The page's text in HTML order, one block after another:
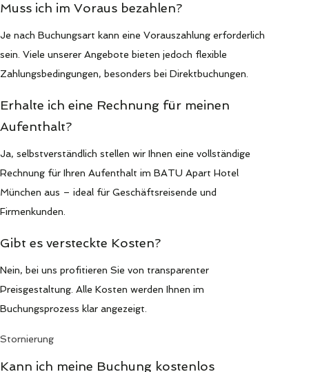
Muss ich im Voraus bezahlen?
Je nach Buchungsart kann eine Vorauszahlung erforderlich
sein. Viele unserer Angebote bieten jedoch flexible
Zahlungsbedingungen, besonders bei Direktbuchungen.
Erhalte ich eine Rechnung für meinen
Aufenthalt?
Ja, selbstverständlich stellen wir Ihnen eine vollständige
Rechnung für Ihren Aufenthalt im BATU Apart Hotel
München aus – ideal für Geschäftsreisende und
Firmenkunden.
Gibt es versteckte Kosten?
Nein, bei uns profitieren Sie von transparenter
Preisgestaltung. Alle Kosten werden Ihnen im
Buchungsprozess klar angezeigt.
Stornierung
Kann ich meine Buchung kostenlos